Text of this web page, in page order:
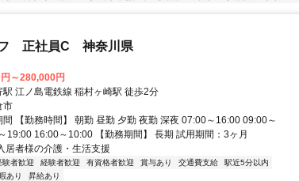
正社員C 神奈川県
～280,000円
駅 江ノ島電鉄線 稲村ヶ崎駅 徒歩2分
市
間 【勤務時間】 朝勤 昼勤 夕勤 夜勤 深夜 07:00～16:00 09:00～
19:00 16:00～10:00 【勤務期間】 長期 試用期間：3ヶ月
居者様の介護・生活支援
験者歓迎 経験者歓迎 有資格者歓迎 賞与あり 交通費支給
駅近5分以内
あり 昇給あり